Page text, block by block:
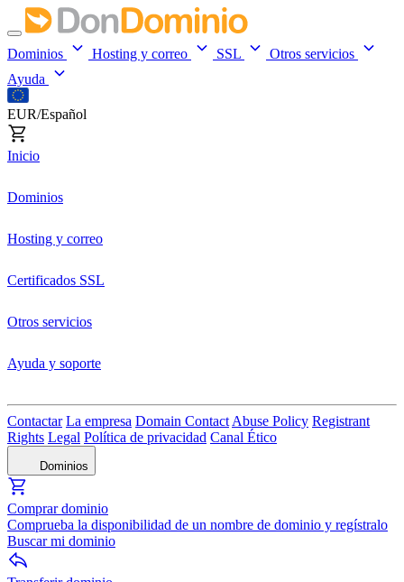
Dominios Hosting y correo SSL
Otros servicios
Ayuda
EUR/Español
Inicio
Dominios
Hosting y correo
Certificados SSL
Otros servicios
Ayuda y soporte
Contactar La empresa Domain Contact Abuse Policy Registrant
Rights Legal Política de privacidad Canal Ético
Dominios
Comprar dominio
Comprueba la disponibilidad de un nombre de dominio y regístralo
Buscar mi dominio